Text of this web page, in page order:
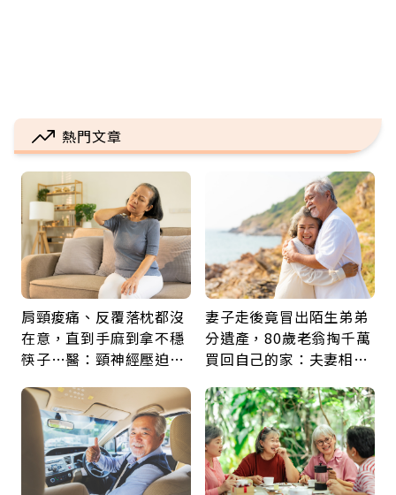
熱門文章
肩頸痠痛、反覆落枕都沒
在意，直到手麻到拿不穩
筷子…醫：頸神經壓迫上
鍵
妻子走後竟冒出陌生弟弟
分遺產，80歲老翁掏千萬
買回自己的家：夫妻相守